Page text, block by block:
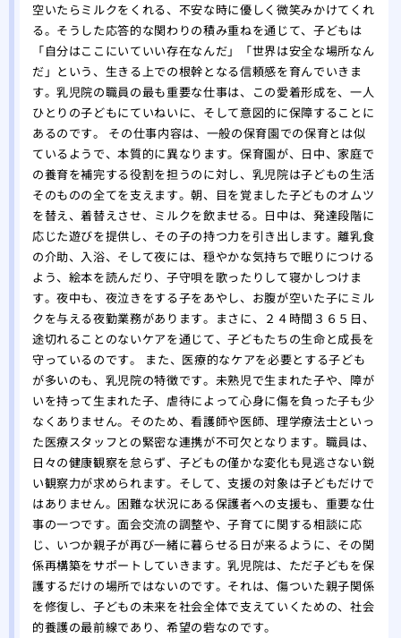
空いたらミルクをくれる、不安な時に優しく微笑みかけてくれ
る。そうした応答的な関わりの積み重ねを通じて、子どもは
「自分はここにいていい存在なんだ」「世界は安全な場所なん
だ」という、生きる上での根幹となる信頼感を育んでいきま
す。乳児院の職員の最も重要な仕事は、この愛着形成を、一人
ひとりの子どもにていねいに、そして意図的に保障することに
あるのです。 その仕事内容は、一般の保育園での保育とは似
ているようで、本質的に異なります。保育園が、日中、家庭で
の養育を補完する役割を担うのに対し、乳児院は子どもの生活
そのものの全てを支えます。朝、目を覚ました子どものオムツ
を替え、着替えさせ、ミルクを飲ませる。日中は、発達段階に
応じた遊びを提供し、その子の持つ力を引き出します。離乳食
の介助、入浴、そして夜には、穏やかな気持ちで眠りにつける
よう、絵本を読んだり、子守唄を歌ったりして寝かしつけま
す。夜中も、夜泣きをする子をあやし、お腹が空いた子にミル
クを与える夜勤業務があります。まさに、２４時間３６５日、
途切れることのないケアを通じて、子どもたちの生命と成長を
守っているのです。 また、医療的なケアを必要とする子ども
が多いのも、乳児院の特徴です。未熟児で生まれた子や、障が
いを持って生まれた子、虐待によって心身に傷を負った子も少
なくありません。そのため、看護師や医師、理学療法士といっ
た医療スタッフとの緊密な連携が不可欠となります。職員は、
日々の健康観察を怠らず、子どもの僅かな変化も見逃さない鋭
い観察力が求められます。そして、支援の対象は子どもだけで
はありません。困難な状況にある保護者への支援も、重要な仕
事の一つです。面会交流の調整や、子育てに関する相談に応
じ、いつか親子が再び一緒に暮らせる日が来るように、その関
係再構築をサポートしていきます。乳児院は、ただ子どもを保
護するだけの場所ではないのです。それは、傷ついた親子関係
を修復し、子どもの未来を社会全体で支えていくための、社会
的養護の最前線であり、希望の砦なのです。